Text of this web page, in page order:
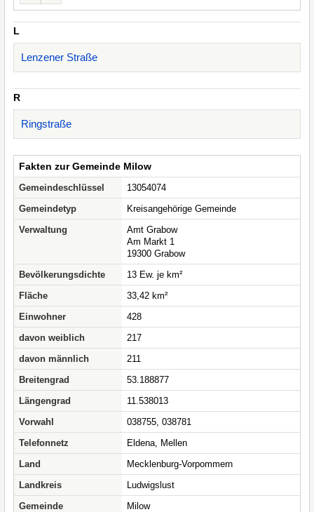
L
Lenzener Straße
R
Ringstraße
Fakten zur Gemeinde Milow
Gemeindeschlüssel
13054074
Gemeindetyp
Kreisangehörige Gemeinde
Verwaltung
Amt Grabow
Am Markt 1
19300 Grabow
Bevölkerungsdichte
13 Ew. je km²
Fläche
33,42 km²
Einwohner
428
davon weiblich
217
davon männlich
211
Breitengrad
53.188877
Längengrad
11.538013
Vorwahl
038755, 038781
Telefonnetz
Eldena, Mellen
Land
Mecklenburg-Vorpommern
Landkreis
Ludwigslust
Gemeinde
Milow